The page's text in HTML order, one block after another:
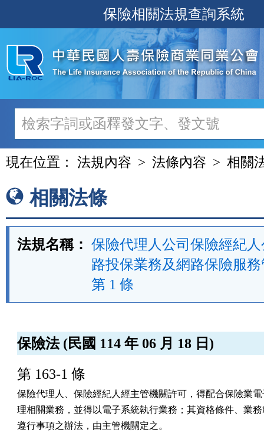
至
主
內
容
保險相關法規查詢系統
現在位置： 法規內容 法條內容 相關
相關法條
法規名稱： 保險代理人公司保險經紀
路投保業務及網路保險服
第 1 條
保險法 (民國 114 年 06 月 18 日)
第 163-1 條
保險代理人、保險經紀人經主管機關許可，得配合保險業
理相關業務，並得以電子系統執行業務；其資格條件、業
遵行事項之辦法，由主管機關定之。